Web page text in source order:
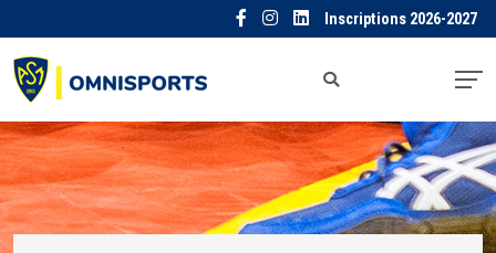
Inscriptions 2026-2027